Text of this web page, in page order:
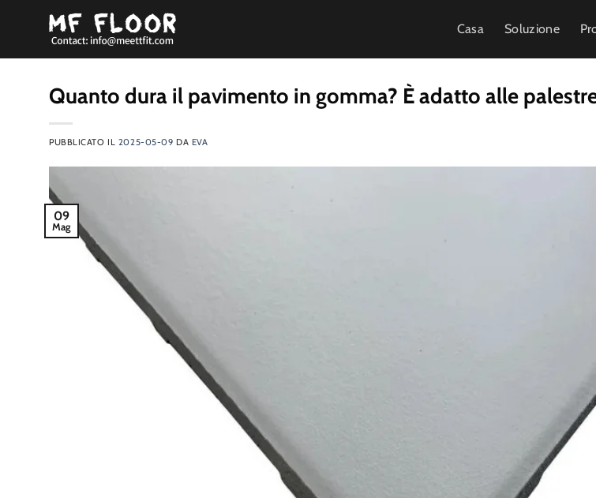
Casa Soluzione
Quanto dura il pavimento in gomma? È adatto alle
PUBBLICATO IL 2025-05-09 DA EVA
09
Mag